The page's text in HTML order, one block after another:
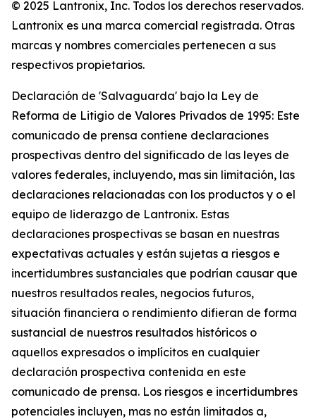
© 2025 Lantronix, Inc. Todos los derechos reservados.
Lantronix es una marca comercial registrada. Otras
marcas y nombres comerciales pertenecen a sus
respectivos propietarios.
Declaración de 'Salvaguarda' bajo la Ley de
Reforma de Litigio de Valores Privados de 1995: Este
comunicado de prensa contiene declaraciones
prospectivas dentro del significado de las leyes de
valores federales, incluyendo, mas sin limitación, las
declaraciones relacionadas con los productos y o el
equipo de liderazgo de Lantronix. Estas
declaraciones prospectivas se basan en nuestras
expectativas actuales y están sujetas a riesgos e
incertidumbres sustanciales que podrían causar que
nuestros resultados reales, negocios futuros,
situación financiera o rendimiento difieran de forma
sustancial de nuestros resultados históricos o
aquellos expresados o implícitos en cualquier
declaración prospectiva contenida en este
comunicado de prensa. Los riesgos e incertidumbres
potenciales incluyen, mas no están limitados a,